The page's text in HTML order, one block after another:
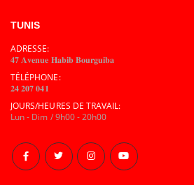
TUNIS
ADRESSE:
𝟒𝟕 𝐀𝐯𝐞𝐧𝐮𝐞 𝐇𝐚𝐛𝐢𝐛 𝐁𝐨𝐮𝐫𝐠𝐮𝐢𝐛𝐚
TÉLÉPHONE:
𝟐𝟒 𝟐𝟎𝟕 𝟎𝟒𝟏
JOURS/HEURES DE TRAVAIL:
Lun - Dim / 9h00 - 20h00